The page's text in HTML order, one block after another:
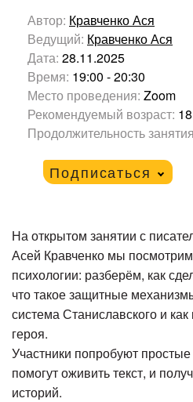
Автор: Кравченко Ася
Ведущий: Кравченко Ася
Дата: 28.11.2025
Время: 19:00 - 20:30
Место проведения: Zoom
Рекомендуемый возраст:
Продолжительность
Подписаться
На открытом занятии с
Асей Кравченко мы
психологии: разберём, как
что такое защитные
система Станиславского и как
героя.
Участники попробуют
помогут оживить текст, и
историй.